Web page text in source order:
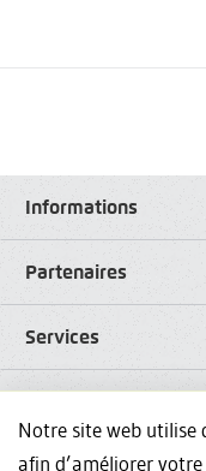
Informations
Partenaires
Services
Notre site web utilise
afin d’améliorer